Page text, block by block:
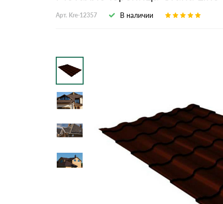
Доставка и оплата
Акции
Отзывы
Документы
Контакты Черепица
Шифер
Шифер
Арт. Kre-12357 В наличии